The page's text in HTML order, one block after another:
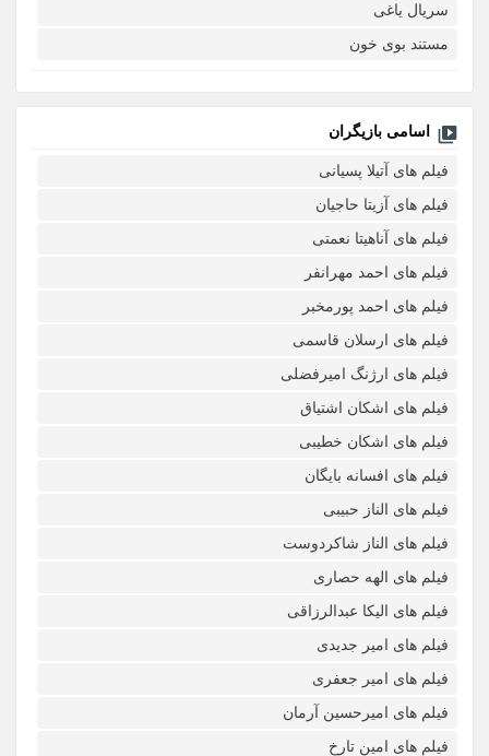
سریال یاغی
مستند بوی خون
اسامی بازیگران
فیلم های آتیلا پسیانی
فیلم های آزیتا حاجیان
فیلم های آناهیتا نعمتی
فیلم های احمد مهرانفر
فیلم های احمد پورمخبر
فیلم های ارسلان قاسمی
فیلم های ارژنگ امیرفضلی
فیلم های اشکان اشتیاق
فیلم های اشکان خطیبی
فیلم های افسانه بایگان
فیلم های الناز حبیبی
فیلم های الناز شاکردوست
فیلم های الهه حصاری
فیلم های الیکا عبدالرزاقی
فیلم های امیر جدیدی
فیلم های امیر جعفری
فیلم های امیرحسین آرمان
فیلم های امین تارخ